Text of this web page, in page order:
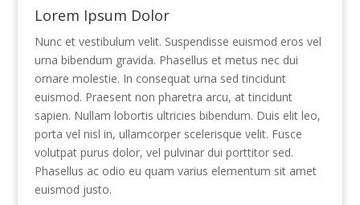
Lorem Ipsum Dolor
Nunc et vestibulum velit. Suspendisse euismod eros vel
urna bibendum gravida. Phasellus et metus nec dui
ornare molestie. In consequat urna sed tincidunt
euismod. Praesent non pharetra arcu, at tincidunt
sapien. Nullam lobortis ultricies bibendum. Duis elit leo,
porta vel nisl in, ullamcorper scelerisque velit. Fusce
volutpat purus dolor, vel pulvinar dui porttitor sed.
Phasellus ac odio eu quam varius elementum sit amet
euismod justo.